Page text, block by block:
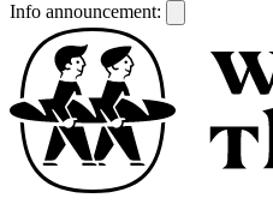
Info announcement: